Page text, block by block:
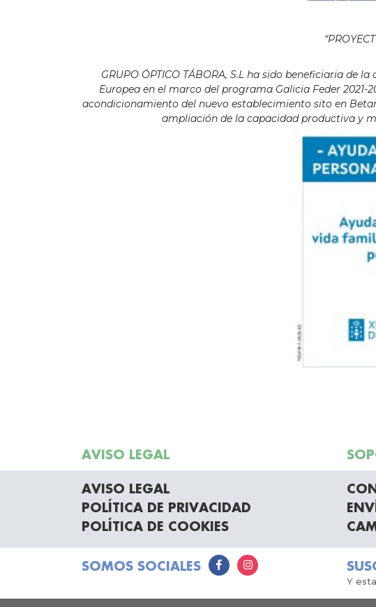
GRUPO ÓPTICO TÁBORA, S.L ha sido beneficiaria
Europea en el marco del programa Galicia Feder 2021-
acondicionamiento del nuevo establecimiento sito en
ampliación de la capacidad productiva y
AVISO LEGAL
AVISO LEGAL
POLÍTICA DE PRIVACIDAD
POLÍTICA DE COOKIES
SOMOS SOCIALES
Y